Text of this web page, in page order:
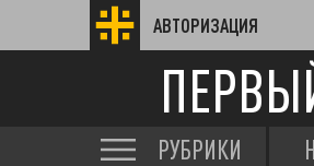
АВТОРИЗАЦИЯ
РУБРИКИ